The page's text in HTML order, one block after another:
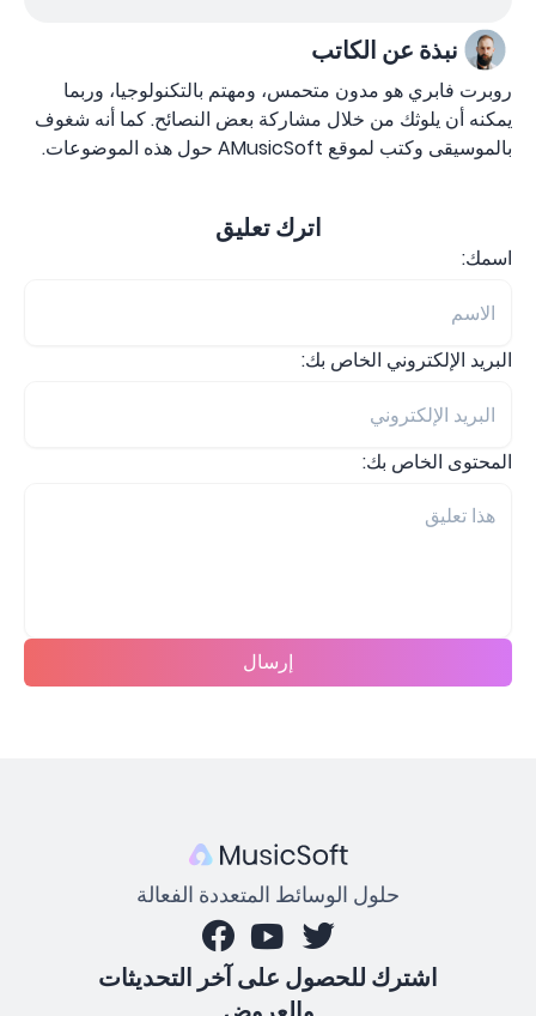
نبذة عن الكاتب
روبرت فابري هو مدون متحمس، ومهتم بالتكنولوجيا، وربما
يمكنه أن يلوثك من خلال مشاركة بعض النصائح. كما أنه شغوف
بالموسيقى وكتب لموقع AMusicSoft حول هذه الموضوعات.
اترك تعليق
اسمك:
البريد الإلكتروني الخاص بك:
المحتوى الخاص بك:
إرسال
حلول الوسائط المتعددة الفعالة
اشترك للحصول على آخر التحديثات